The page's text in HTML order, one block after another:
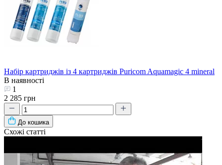
Набір картриджів із 4 картриджів Puricom Aquamagic 4 mineral
В наявності
1
2 285 грн
До кошика
Схожі статті